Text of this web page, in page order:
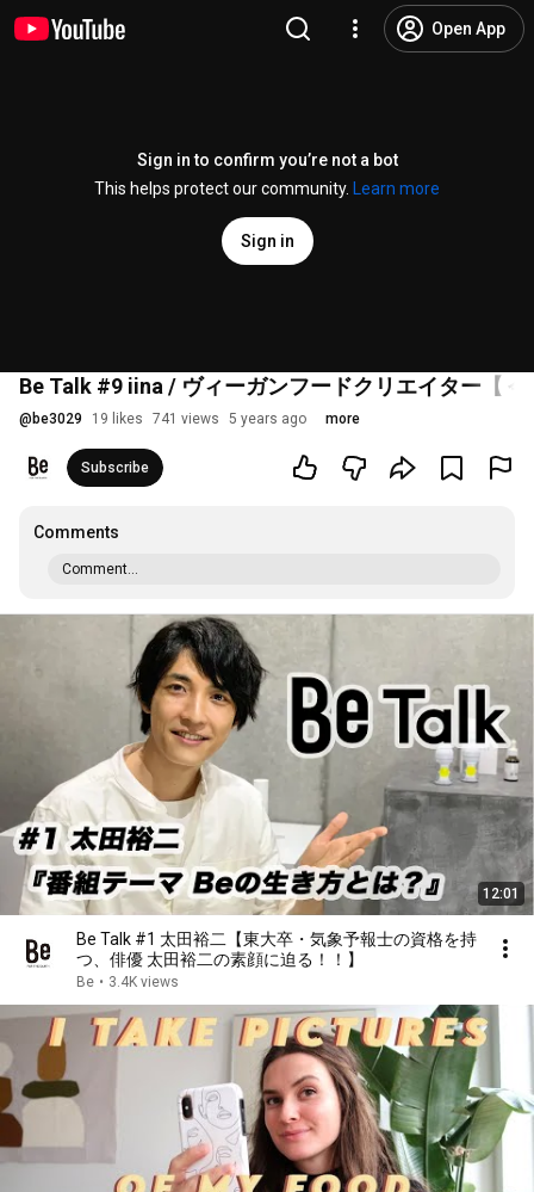
Open App
Sign in to confirm you’re not a bot
This helps protect our community.
Learn more
Sign in
Be Talk #9 iina / ヴィーガンフードクリエイター【
@ be3029 19 likes 741 views 5 years ago more
Subscribe
Comments
Comment...
12:01
Be Talk #1 太田裕二【東大卒・気象予報士の資格を持
つ、俳優 太田裕二の素顔に迫る！！】
Be • 3.4K views